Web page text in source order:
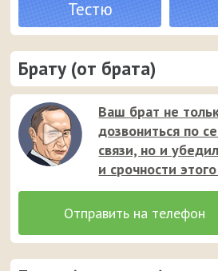
Тестю
Брату (от брата)
Ваш брат не
дозвониться по
связи, но и
и срочности